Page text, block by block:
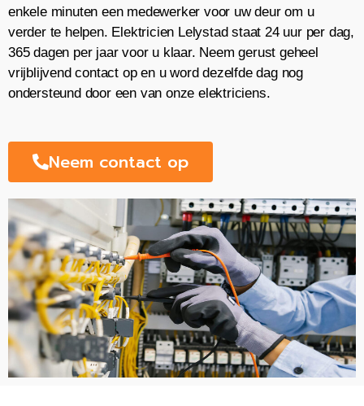
enkele minuten een medewerker voor uw deur om u
verder te helpen. Elektricien Lelystad staat 24 uur per dag,
365 dagen per jaar voor u klaar. Neem gerust geheel
vrijblijvend contact op en u word dezelfde dag nog
ondersteund door een van onze elektriciens.
Neem contact op